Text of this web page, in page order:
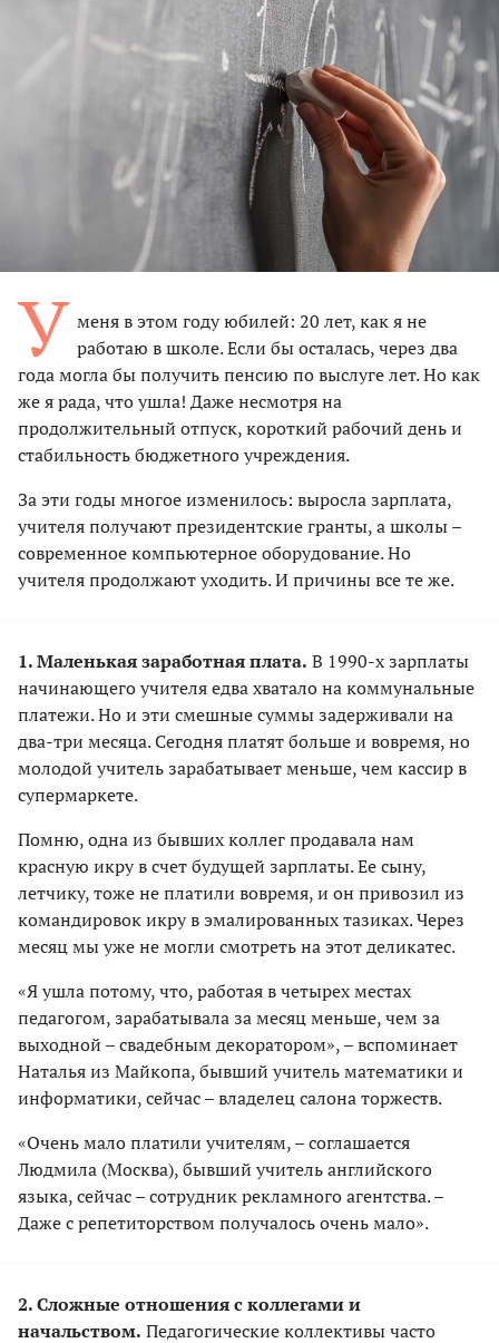
У меня в этом году юбилей: 20 лет, как я не
работаю в школе. Если бы осталась, через два
года могла бы получить пенсию по выслуге лет. Но как
же я рада, что ушла! Даже несмотря на
продолжительный отпуск, короткий рабочий день и
стабильность бюджетного учреждения.
За эти годы многое изменилось: выросла зарплата,
учителя получают президентские гранты, а школы –
современное компьютерное оборудование. Но
учителя продолжают уходить. И причины все те же.
1. Маленькая заработная плата. В 1990-х зарплаты
начинающего учителя едва хватало на коммунальные
платежи. Но и эти смешные суммы задерживали на
два-три месяца. Сегодня платят больше и вовремя, но
молодой учитель зарабатывает меньше, чем кассир в
супермаркете.
Помню, одна из бывших коллег продавала нам
красную икру в счет будущей зарплаты. Ее сыну,
летчику, тоже не платили вовремя, и он привозил из
командировок икру в эмалированных тазиках. Через
месяц мы уже не могли смотреть на этот деликатес.
«Я ушла потому, что, работая в четырех местах
педагогом, зарабатывала за месяц меньше, чем за
выходной – свадебным декоратором», – вспоминает
Наталья из Майкопа, бывший учитель математики и
информатики, сейчас – владелец салона торжеств.
«Очень мало платили учителям, – соглашается
Людмила (Москва), бывший учитель английского
языка, сейчас – сотрудник рекламного агентства. –
Даже с репетиторством получалось очень мало».
2. Сложные отношения с коллегами и
начальством. Педагогические коллективы часто